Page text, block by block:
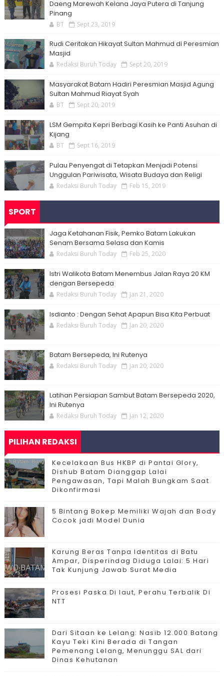
Daeng Marewah Kelana Jaya Putera di Tanjung
Pinang
BT Sept 23, 2019
Rudi Ceritakan Hikayat Sultan Mahmud di Peresmian
Masjid
Redaksi Buruh Today Sept 20, 2019
Masyarakat Batam Hadiri Peresmian Masjid Agung
Sultan Mahmud Riayat Syah
BT Sept 20, 2019
LSM Gempita Kepri Berbagi Kasih ke Panti Asuhan di
Kijang
BT Sept 16, 2019
Pulau Penyengat di Tetapkan Menjadi Potensi
Unggulan Pariwisata, Wisata Budaya dan Religi
Redaksi Buruh Today Feb 15, 2019
SPORT
Jaga Ketahanan Fisik, Pemko Batam Lakukan
Senam Bersama Selasa dan Kamis
Redaksi Buruh Today Feb 25, 2020
Istri Walikota Batam Menembus Jalan Raya 20 KM
dengan Bersepeda
Redaksi Buruh Today Jan 21, 2020
Isdianto : Dengan Sehat Apapun Bisa Kita Perbuat
Redaksi Buruh Today Jan 20, 2020
Batam Bersepeda, Ini Rutenya
Redaksi Buruh Today Jan 20, 2020
Latihan Persiapan Sambut Batam Bersepeda 2020,
Ini Rutenya
Redaksi Buruh Today Jan 12, 2020
PILIHAN REDAKSI
Kecelakaan Bus HKBP di Pantai Glory,
Dishub Batam Dianggap Lalai
Pengawasan, Tapi Malah Bungkam Saat
Dikonfirmasi
5 Bintang Bokep Memiliki Wajah dan Body
Cocok jadi Model Dunia
Karung Beras Tanpa Identitas di Batu
Ampar, Disperindag Diduga Lalai: 5 Hari
Tak Kunjung Jawab Surat Media
Prosesi Paska Di laut, Perahu Terbalik Di
NTT
Dari Sitaan ke Lelang: Nasib 12.000 Batang
Kayu Teki Kini Berada di Tangan
Pemenang Lelang, Menunggu SAL dari
Dinas Kehutanan